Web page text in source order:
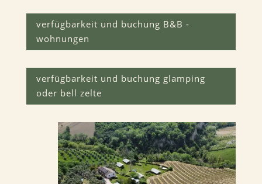
verfügbarkeit und buchung B&B -
wohnungen
verfügbarkeit und buchung glamping
oder bell zelte